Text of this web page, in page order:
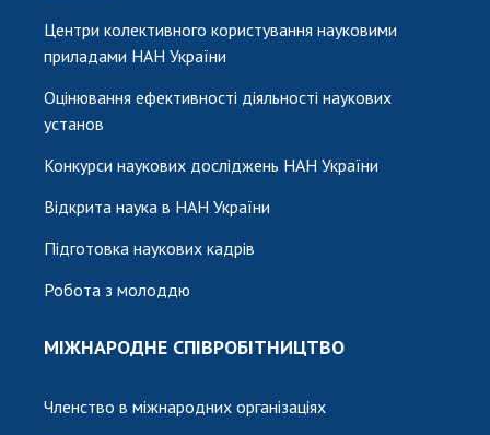
Центри колективного користування науковими
приладами НАН України
Оцінювання ефективності діяльності наукових
установ
Конкурси наукових досліджень НАН України
Відкрита наука в НАН України
Підготовка наукових кадрів
Робота з молоддю
МІЖНАРОДНЕ СПІВРОБІТНИЦТВО
Членство в міжнародних організаціях